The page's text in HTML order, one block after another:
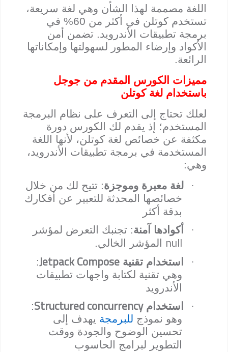
اللغة مصممة لهذا الشأن وهي لغة سريعة،
تستخدم كوتلن في أكثر من 60% في
برمجة تطبيقات الأندرويد. تضمن أمن
الأكواد وإرضاء المطور لسهولتها وإمكاناتها
الرائعة.
مميزات الكورس المقدم من جوجل
باستخدام لغة كوتلن
لعلك تحتاج إلى التعرف على نظام البرمجة
المستخدم؛ إذ يقدم لك الكورس دورة
مكثفة عن خصائص لغة كوتلن، لأنها اللغة
المستخدمة في برمجة تطبيقات الأندرويد،
وهي:
·
لغة معبرة وموجزة: تتيح لك من خلال
خصائصها المحدثة للتعبير عن أفكارك
بدقة أكثر
·
أكوادها آمنة: تجنبك التعرض لمؤشر
null المؤشر الخالي.
·
استخدام تقنية Jetpack Compose
:
وهي تقنية لكتابة واجهات تطبيقات
الأندرويد
·
استخدامStructured concurrency
:
وهو نموذج للبرمجة يهدف إلى
تحسين الوضوح والجودة ووقت
التطوير لبرامج الحاسوب